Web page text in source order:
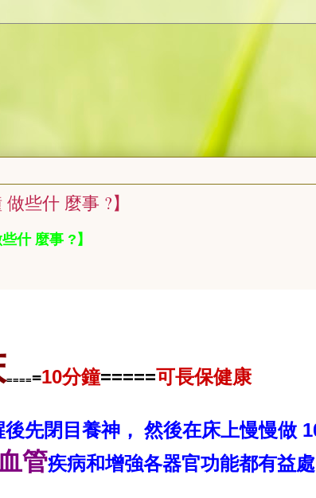
做些什 麼事 ?】
什 麼事 ?】
=====10分鐘=====可長保健康
先閉目養神， 然後在床上慢慢做
管疾病和增強各器官功能都有益處